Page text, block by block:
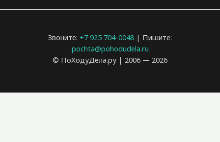
Звоните: +7 925 704-0048 | Пишите:
pochta@pohodudela.ru
© ПоХодуДела.ру | 2006 — 2026